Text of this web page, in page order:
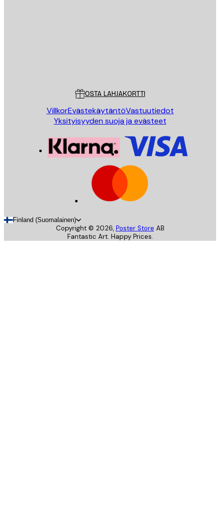
OSTA LAHJAKORTTI
VillkorEvästekäytäntöVastuutiedot
Yksityisyyden suoja ja evästeet
Finland (Suomalainen)
Copyright © 2026, Poster Store AB
Fantastic Art. Happy Prices.